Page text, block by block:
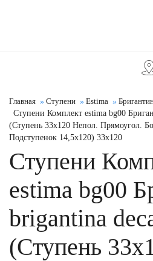
Главная Ступени Estima
Ступени Комплект estima bg00
(Ступень 33x120 Непол. Прямоугол.
Подступенок 14,5x120) 33x120
Ступени
estima bg00
brigantina
(Ступень